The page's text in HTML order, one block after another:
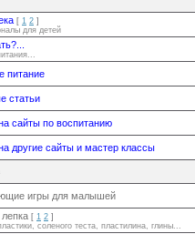
[ 1 2 ]
для детей
питание
статьи
сайты по воспитанию
другие сайты и мастер классы
игры для малышей
[ 1 2 ]
соленого теста, пластилина, глины...